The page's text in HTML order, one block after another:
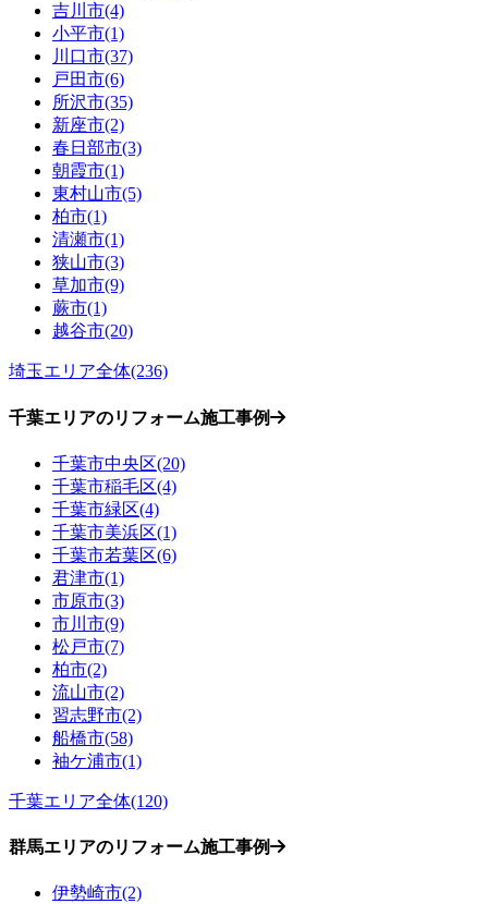
吉川市(4)
小平市(1)
川口市(37)
戸田市(6)
所沢市(35)
新座市(2)
春日部市(3)
朝霞市(1)
東村山市(5)
柏市(1)
清瀬市(1)
狭山市(3)
草加市(9)
蕨市(1)
越谷市(20)
埼玉エリア全体(236)
千葉エリアのリフォーム施工事例
千葉市中央区(20)
千葉市稲毛区(4)
千葉市緑区(4)
千葉市美浜区(1)
千葉市若葉区(6)
君津市(1)
市原市(3)
市川市(9)
松戸市(7)
柏市(2)
流山市(2)
習志野市(2)
船橋市(58)
袖ケ浦市(1)
千葉エリア全体(120)
群馬エリアのリフォーム施工事例
伊勢崎市(2)